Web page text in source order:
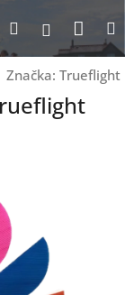
Hledat
Značka: Trueflight